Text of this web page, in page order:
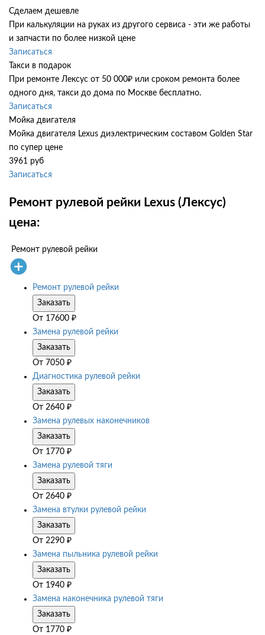
Сделаем дешевле
При калькуляции на руках из другого сервиса - эти же работы
и запчасти по более низкой цене
Записаться
Такси в подарок
При ремонте Лексус от 50 000₽ или сроком ремонта более
одного дня, такси до дома по Москве бесплатно.
Записаться
Мойка двигателя
Мойка двигателя Lexus диэлектрическим составом Golden Star
по супер цене
3961 руб
Записаться
Ремонт рулевой рейки Lexus (Лексус)
цена:
Ремонт рулевой рейки
Ремонт рулевой рейки
Заказать
От 17600 ₽
Замена рулевой рейки
Заказать
От 7050 ₽
Диагностика рулевой рейки
Заказать
От 2640 ₽
Замена рулевых наконечников
Заказать
От 1770 ₽
Замена рулевой тяги
Заказать
От 2640 ₽
Замена втулки рулевой рейки
Заказать
От 2290 ₽
Замена пыльника рулевой рейки
Заказать
От 1940 ₽
Замена наконечника рулевой тяги
Заказать
От 1770 ₽